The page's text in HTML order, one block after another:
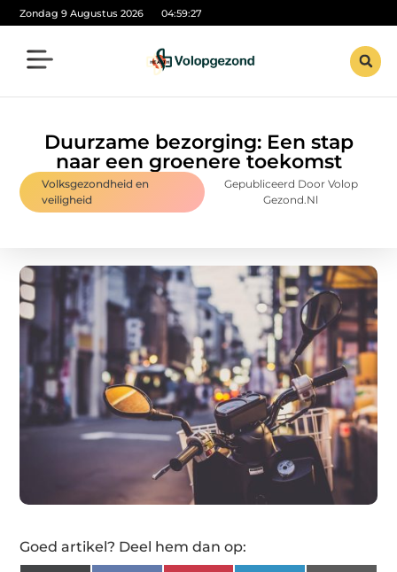
Zondag 9 Augustus 2026 04:59:28
Duurzame bezorging: Een stap
naar een groenere toekomst
Volksgezondheid en
veiligheid
Gepubliceerd Door Volop
Gezond.nl
Goed artikel? Deel hem dan op: